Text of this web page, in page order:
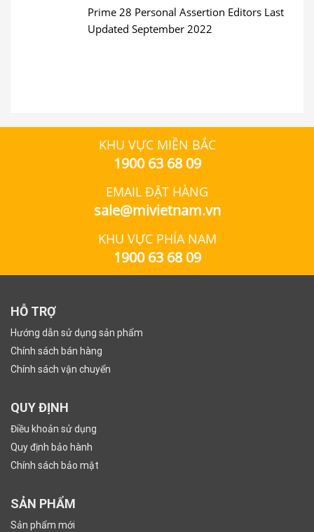
Prime 28 Personal Assertion Editors Last
Updated September 2022
KHU VỰC MIỀN BẮC
1900 63 68 09
EMAIL ĐẶT HÀNG
sale@mivietnam.vn
KHU VỰC PHÍA NAM
1900 63 68 09
HỖ TRỢ
Hướng dẫn sử dụng sản phẩm
Chính sách bán hàng
Chính sách vận chuyển
QUY ĐỊNH
Điều khoản sử dụng
Quy định bảo hành
Chính sách bảo mật
SẢN PHẨM
Sản phẩm mới